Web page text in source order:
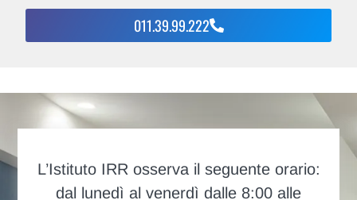
011.39.99.222
L’Istituto IRR osserva il seguente orario:
dal lunedì al venerdì dalle 8:00 alle